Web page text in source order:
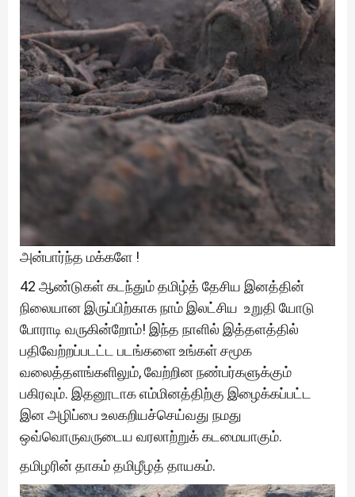
அன்பார்ந்த மக்களே !
42 ஆண்டுகள் கடந்தும் தமிழ்த் தேசிய இனத்தின்
நிலையான இருப்பிற்காக நாம் இலட்சிய உறுதி யோடு
போராடி வருகின்றோம்! இந்த நாளில் இத்தளத்தில்
பதிவேற்றப்படட்ட படங்களை உங்கள் சமூக
வலைத்தளங்களிலும், வேற்றின நண்பர்களுக்கும்
பகிரவும். இதனூடாக எம்மினத்திற்கு இழைக்கப்பட்ட
இன அழிப்பை உலகறியச்செய்வது நமது
ஒவ்வொருவருடைய வரலாற்றுக் கடமையாகும்.
தமிழரின் தாகம் தமிழீழத் தாயகம்.